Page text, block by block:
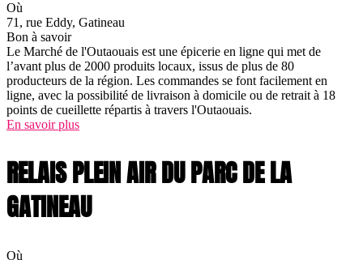
Où
71, rue Eddy, Gatineau
Bon à savoir
Le Marché de l'Outaouais est une épicerie en ligne qui met de
l’avant plus de 2000 produits locaux, issus de plus de 80
producteurs de la région. Les commandes se font facilement en
ligne, avec la possibilité de livraison à domicile ou de retrait à 18
points de cueillette répartis à travers l'Outaouais.
En savoir plus
RELAIS PLEIN AIR DU PARC DE LA
GATINEAU
Où